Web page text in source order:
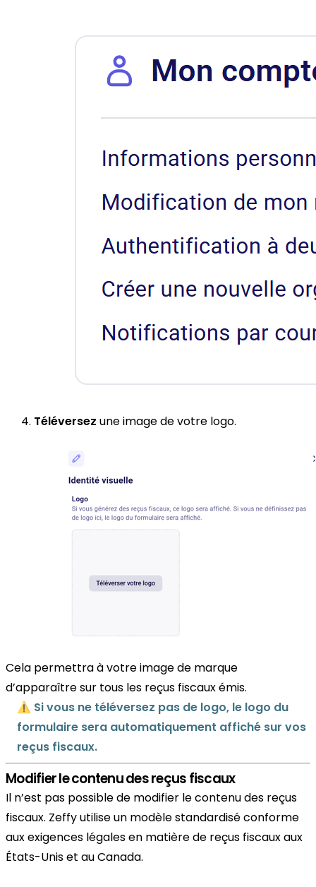
Téléversez une image de votre logo.
Cela permettra à votre image de marque
d’apparaître sur tous les reçus fiscaux émis.
⚠️ Si vous ne téléversez pas de logo, le logo du
formulaire sera automatiquement affiché sur vos
reçus fiscaux.
Modifier le contenu des reçus fiscaux
Il n’est pas possible de modifier le contenu des reçus
fiscaux. Zeffy utilise un modèle standardisé conforme
aux exigences légales en matière de reçus fiscaux aux
États-Unis et au Canada.